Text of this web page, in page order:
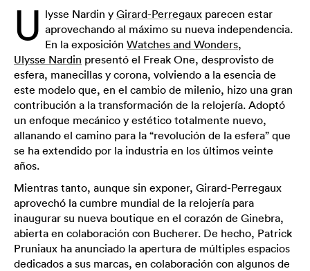
U lysse Nardin y Girard-Perregaux parecen estar
aprovechando al máximo su nueva independencia.
En la exposición Watches and Wonders,
Ulysse Nardin presentó el Freak One, desprovisto de
esfera, manecillas y corona, volviendo a la esencia de
este modelo que, en el cambio de milenio, hizo una gran
contribución a la transformación de la relojería. Adoptó
un enfoque mecánico y estético totalmente nuevo,
allanando el camino para la “revolución de la esfera” que
se ha extendido por la industria en los últimos veinte
años.
Mientras tanto, aunque sin exponer, Girard-Perregaux
aprovechó la cumbre mundial de la relojería para
inaugurar su nueva boutique en el corazón de Ginebra,
abierta en colaboración con Bucherer. De hecho, Patrick
Pruniaux ha anunciado la apertura de múltiples espacios
dedicados a sus marcas, en colaboración con algunos de